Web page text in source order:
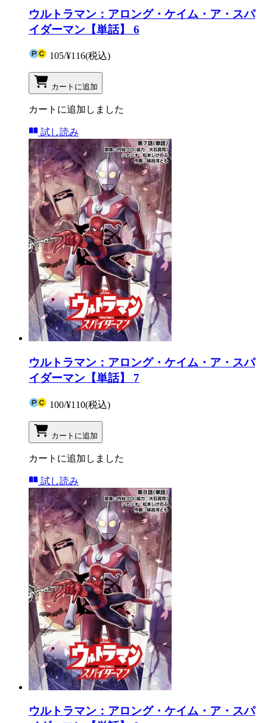
ウルトラマン：アロング・ケイム・ア・スパ
イダーマン【単話】 6
105/¥116(税込)
カートに追加
カートに追加しました
試し読み
ウルトラマン：アロング・ケイム・ア・スパ
イダーマン【単話】 7
100/¥110(税込)
カートに追加
カートに追加しました
試し読み
ウルトラマン：アロング・ケイム・ア・スパ